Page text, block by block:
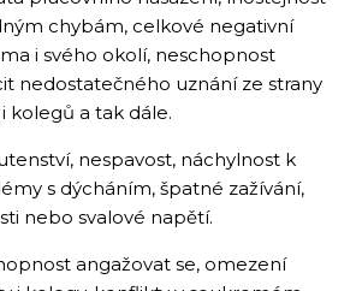
chybám, celkové negativní
i svého okolí, neschopnost
nedostatečného uznání ze strany
kolegů a tak dále.
nespavost, náchylnost k
s dýcháním, špatné zažívání,
nebo svalové napětí.
angažovat se, omezení